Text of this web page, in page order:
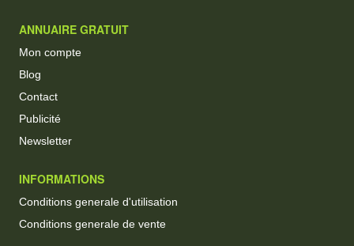
ANNUAIRE GRATUIT
Mon compte
Blog
Contact
Publicité
Newsletter
INFORMATIONS
Conditions generale d'utilisation
Conditions generale de vente